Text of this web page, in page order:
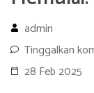
admin
Tinggalkan
28 Feb 2025